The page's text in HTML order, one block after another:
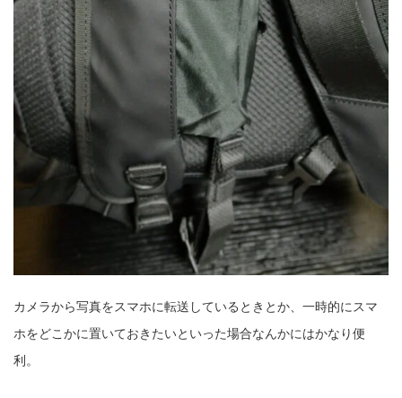
カメラから写真をスマホに転送しているときとか、一時的にスマ
ホをどこかに置いておきたいといった場合なんかにはかなり便
利。